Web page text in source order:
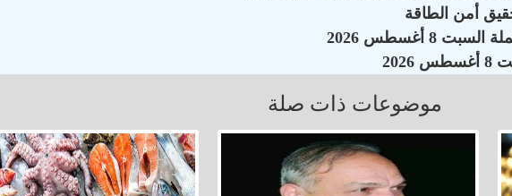
أمن الطاقة
أغسطس 2026
موضوعات ذات صلة